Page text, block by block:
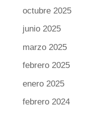
octubre 2025
junio 2025
marzo 2025
febrero 2025
enero 2025
febrero 2024